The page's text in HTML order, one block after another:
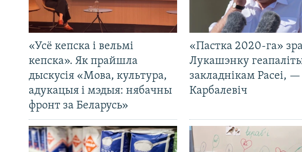
«Усё кепска і вельмі
кепска». Як прайшла
дыскусія «Мова, культура,
адукацыя і мэдыя: нябачны
фронт за Беларусь»
«Пастка 2020-га»
Лукашэнку
закладнікам Расеі, —
Карбалевіч